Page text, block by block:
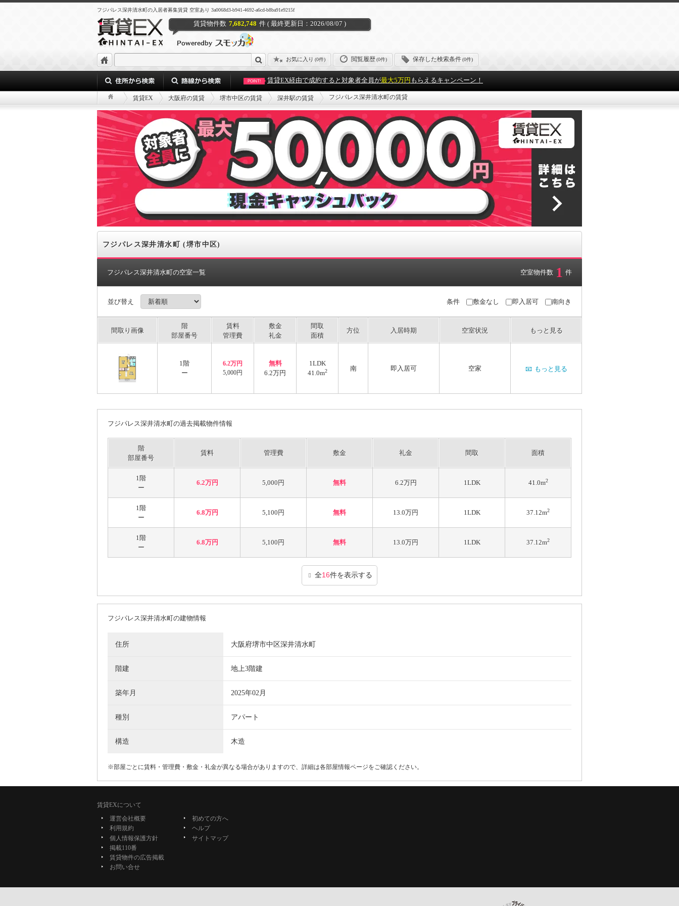
フジパレス深井清水町の入居者募集賃貸 空室あり 3a0068d3-b941-4692-a6cd-b8ba91e9215f
賃貸物件数 7,682,748 件 ( 最終更新日：2026/08/07 )
お気に入り (0件) 閲覧履歴(0件) 保存した検索条件(0件)
POINT! 賃貸EX経由で成約すると対象者全員が最大5万円 もらえるキャンペーン！
賃貸EX 大阪府の賃貸 堺市中区の賃貸 深井駅の賃貸 フジパレス深井清水町の賃貸
フジパレス深井清水町 (堺市中区)
フジパレス深井清水町の空室一覧 空室物件数 1 件
並び替え 条件 敷金なし 即入居可 南向き
間取り画像
階
部屋番号
賃料
管理費
敷金
礼金
間取
面積
方位 入居時期 空室状況 もっと見る
1階
ー
6.2万円
5,000円
無料
6.2万円
1LDK
41.0m2 南 即入居可 空家 📧 もっと見る
フジパレス深井清水町の過去掲載物件情報
階
部屋番号
賃料 管理費 敷金 礼金 間取 面積
1階
ー
6.2万円 5,000円 無料 6.2万円 1LDK 41.0m2
1階
ー
6.8万円 5,100円 無料 13.0万円 1LDK 37.12m2
1階
ー
6.8万円 5,100円 無料 13.0万円 1LDK 37.12m2
全16件を表示する
フジパレス深井清水町の建物情報
住所 大阪府堺市中区深井清水町
階建 地上3階建
築年月 2025年02月
種別 アパート
構造 木造
※部屋ごとに賃料・管理費・敷金・礼金が異なる場合がありますので、詳細は各部屋情報ページをご確認ください。
賃貸EXについて
運営会社概要
利用規約
個人情報保護方針
掲載110番
賃貸物件の広告掲載
お問い合せ
初めての方へ
ヘルプ
サイトマップ